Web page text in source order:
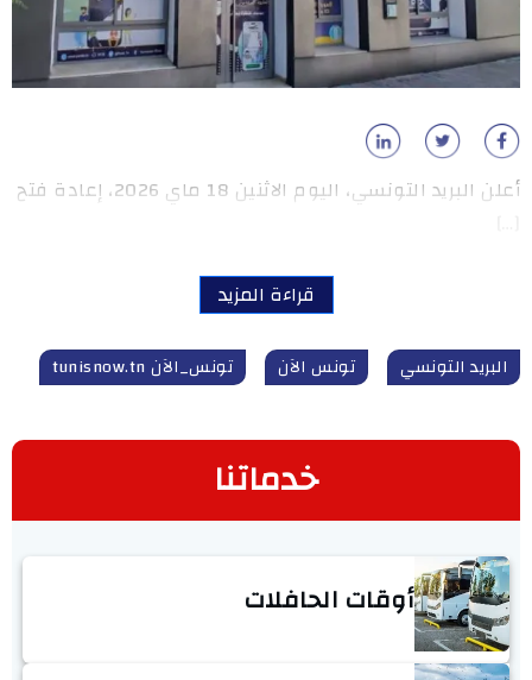
أعلن البريد التونسي، اليوم الاثنين 18 ماي 2026، إعادة فتح
قراءة المزيد
البريد التونسي تونس الآن تونس_الآن tunisnow.tn
خدماتنا
أوقات الحافلات